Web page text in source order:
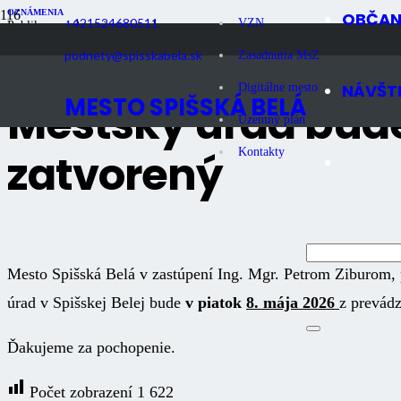
+421524680511
podnety@spisskabela.sk
VZN
Zasadnutia MsZ
Digitálne mesto
Územný plán
Kontakty
MESTO SPIŠSKÁ BELÁ
OBČAN
OZNÁMENIA
Publikované3 mesiace dozadu
Mestský úrad
zatvorený
Mesto Spišská Belá v zastúpení Ing. Mgr. Petrom Ziburom,
úrad v Spišskej Belej bude v piatok 8. mája 2026 z
Ďakujeme za pochopenie.
Počet zobrazení 1 622